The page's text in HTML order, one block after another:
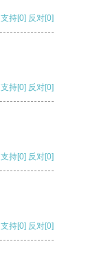
支持[0] 反对[0]
支持[0] 反对[0]
支持[0] 反对[0]
支持[0] 反对[0]